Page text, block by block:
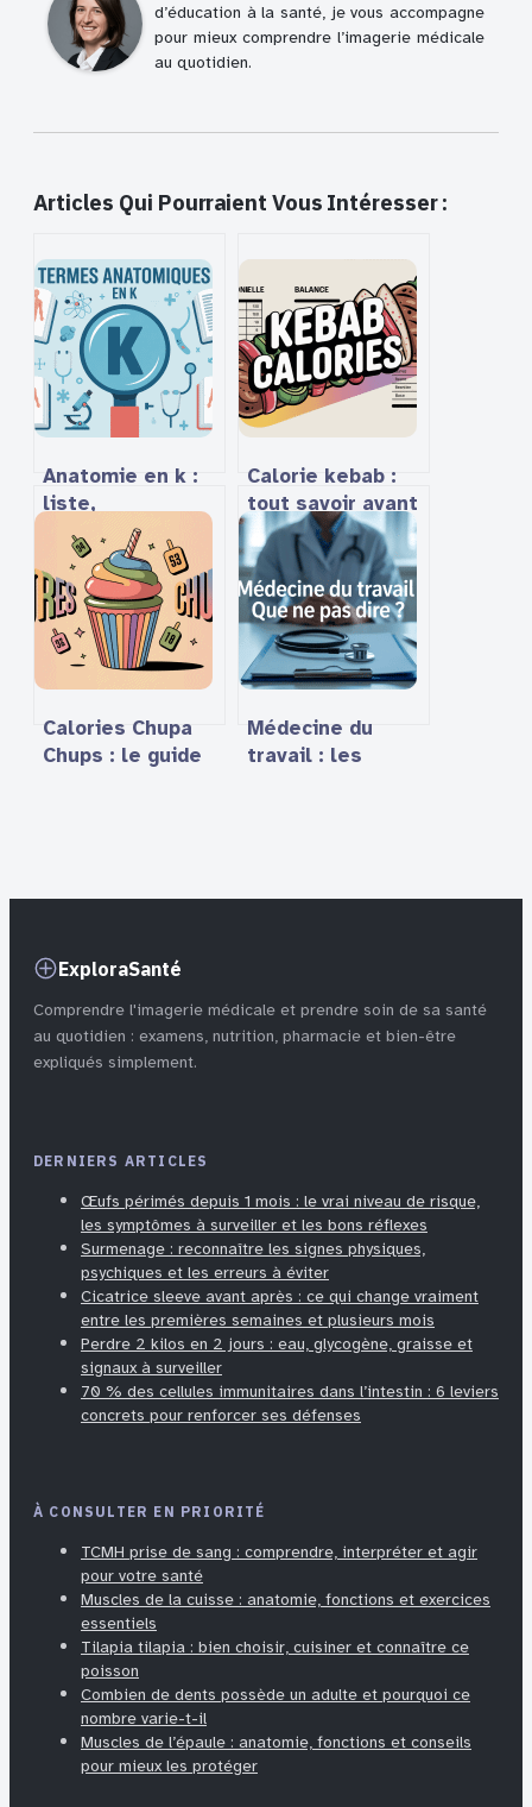
d’éducation à la santé, je vous accompagne
pour mieux comprendre l’imagerie médicale
au quotidien.
Articles Qui Pourraient Vous Intéresser :
Anatomie en k :
liste,
explications et
curiosités sur les
mots
anatomiques
commençant par
Calorie kebab :
tout savoir avant
de craquer
Calories Chupa
Chups : le guide
Médecine du
travail : les
ExploraSanté
Comprendre l'imagerie médicale et prendre soin de sa santé
au quotidien : examens, nutrition, pharmacie et bien-être
expliqués simplement.
DERNIERS ARTICLES
Œufs périmés depuis 1 mois : le vrai niveau de risque,
les symptômes à surveiller et les bons réflexes
Surmenage : reconnaître les signes physiques,
psychiques et les erreurs à éviter
Cicatrice sleeve avant après : ce qui change vraiment
entre les premières semaines et plusieurs mois
Perdre 2 kilos en 2 jours : eau, glycogène, graisse et
signaux à surveiller
70 % des cellules immunitaires dans l’intestin : 6 leviers
concrets pour renforcer ses défenses
À CONSULTER EN PRIORITÉ
TCMH prise de sang : comprendre, interpréter et agir
pour votre santé
Muscles de la cuisse : anatomie, fonctions et exercices
essentiels
Tilapia tilapia : bien choisir, cuisiner et connaître ce
poisson
Combien de dents possède un adulte et pourquoi ce
nombre varie-t-il
Muscles de l’épaule : anatomie, fonctions et conseils
pour mieux les protéger